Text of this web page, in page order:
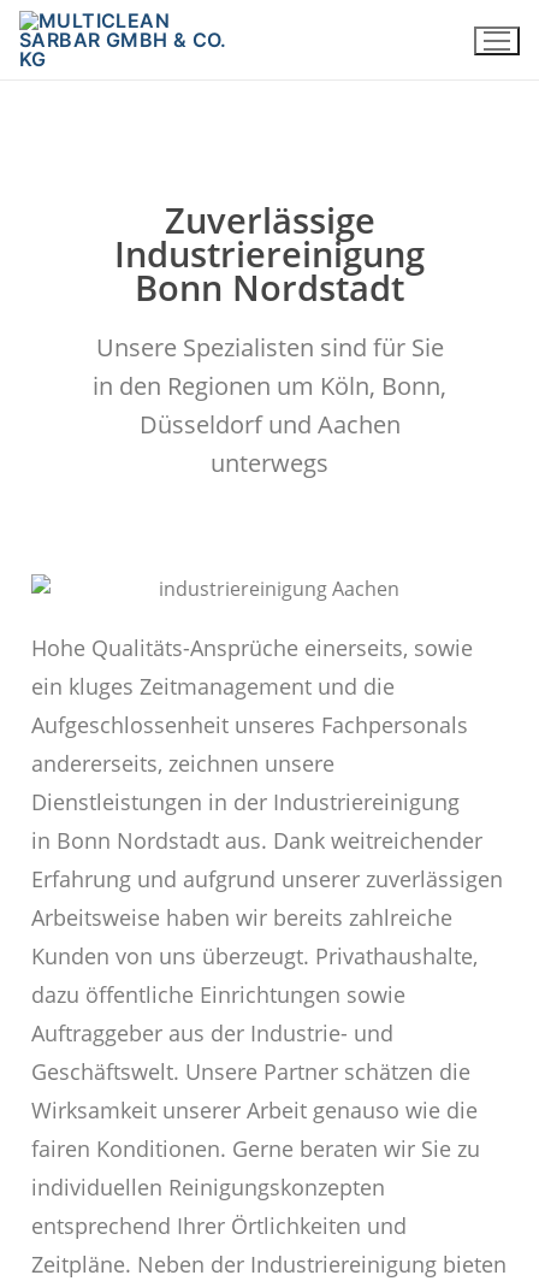
Zuverlässige
Industriereinigung
Bonn Nordstadt
Unsere Spezialisten sind für Sie
in den Regionen um Köln, Bonn,
Düsseldorf und Aachen
unterwegs
Hohe Qualitäts-Ansprüche einerseits, sowie
ein kluges Zeitmanagement und die
Aufgeschlossenheit unseres Fachpersonals
andererseits, zeichnen unsere
Dienstleistungen in der Industriereinigung
in Bonn Nordstadt aus. Dank weitreichender
Erfahrung und aufgrund unserer zuverlässigen
Arbeitsweise haben wir bereits zahlreiche
Kunden von uns überzeugt. Privathaushalte,
dazu öffentliche Einrichtungen sowie
Auftraggeber aus der Industrie- und
Geschäftswelt. Unsere Partner schätzen die
Wirksamkeit unserer Arbeit genauso wie die
fairen Konditionen. Gerne beraten wir Sie zu
individuellen Reinigungskonzepten
entsprechend Ihrer Örtlichkeiten und
Zeitpläne. Neben der Industriereinigung bieten